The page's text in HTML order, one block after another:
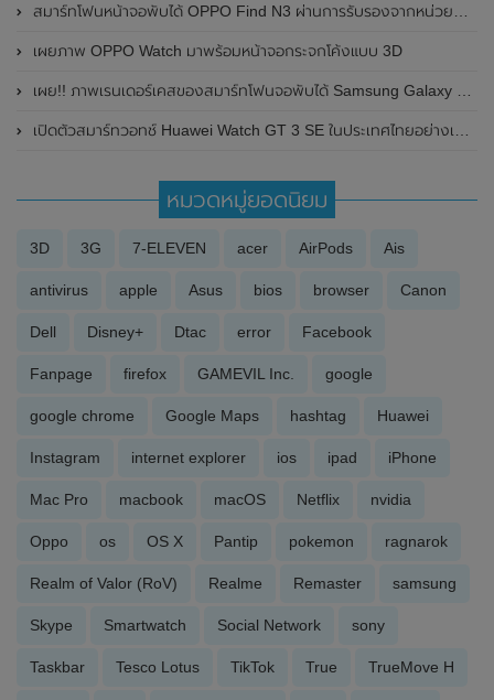
สมาร์ทโฟนหน้าจอพับได้ OPPO Find N3 ผ่านการรับรองจากหน่วยงาน 3C ของประเทศจีนแล้ว มาพร้อมรองรับการชาร์จไวที่ 100W คาดเปิดตัวในเร็วๆนี้
เผยภาพ OPPO Watch มาพร้อมหน้าจอกระจกโค้งแบบ 3D
เผย!! ภาพเรนเดอร์เคสของสมาร์ทโฟนจอพับได้ Samsung Galaxy Z Flip 3 ก่อนเปิดตัว 11 สิงหาคม 2021 นี้ โชว์ดีไซน์แปลกใหม่ไม่ซ้ำใคร
เปิดตัวสมาร์ทวอทช์ Huawei Watch GT 3 SE ในประเทศไทยอย่างเป็นทางการแล้ว มาพร้อมแบตเตอรี่ยาวนาน 2 อาทิตย์ , โหมดการออกกำลังกาย 100+ โหมด และน้ำหนักเบา ในราคาเพียง 6,499 บาท
หมวดหมู่ยอดนิยม
3D 3G 7-ELEVEN acer AirPods Ais
antivirus apple Asus bios browser Canon
Dell Disney+ Dtac error Facebook
Fanpage firefox GAMEVIL Inc. google
google chrome Google Maps hashtag Huawei
Instagram internet explorer ios ipad iPhone
Mac Pro macbook macOS Netflix nvidia
Oppo os OS X Pantip pokemon ragnarok
Realm of Valor (RoV) Realme Remaster samsung
Skype Smartwatch Social Network sony
Taskbar Tesco Lotus TikTok True TrueMove H